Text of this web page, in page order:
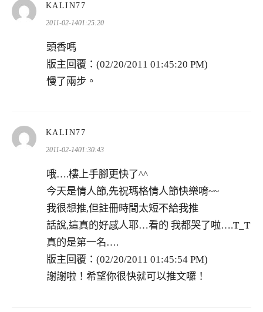
KALIN77
示:
2011-02-1401:25:20
頭香嗎
版主回覆：(02/20/2011 01:45:20 PM)
慢了兩步。
KALIN77
示:
2011-02-1401:30:43
哦….樓上手腳更快了^^
今天是情人節,先祝瑪格情人節快樂唷~~
我很想推,但註冊時間太短不給我推
話說,這真的好感人耶…看的 我都哭了啦….T_T
真的是第一名….
版主回覆：(02/20/2011 01:45:54 PM)
謝謝啦！希望你很快就可以推文囉！